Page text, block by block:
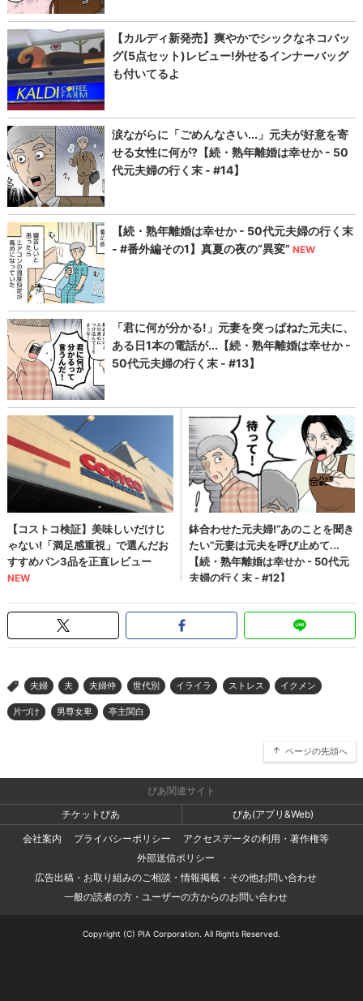
> 夫婦 夫 夫婦仲 世代別 イライラ ストレス イクメン
片づけ 男尊女卑 亭主関白
ページの先頭へ
ぴあ関連サイト
チケットぴあ
ぴあ(アプリ&Web)
会社案内
プライバシーポリシー
アクセスデータの利用・著作権等
外部送信ポリシー
広告出稿・お取り組みのご相談・情報掲載・その他お問い合わせ
一般の読者の方・ユーザーの方からのお問い合わせ
Copyright (C) PIA Corporation. All Rights Reserved.